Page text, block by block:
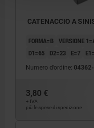
CATENACCIO A
FORMA=B VERSIONE
D1=65
D2=23 E=7
Numero d’ordine:
3,80 €
+ IVA
più le spese di spedizione